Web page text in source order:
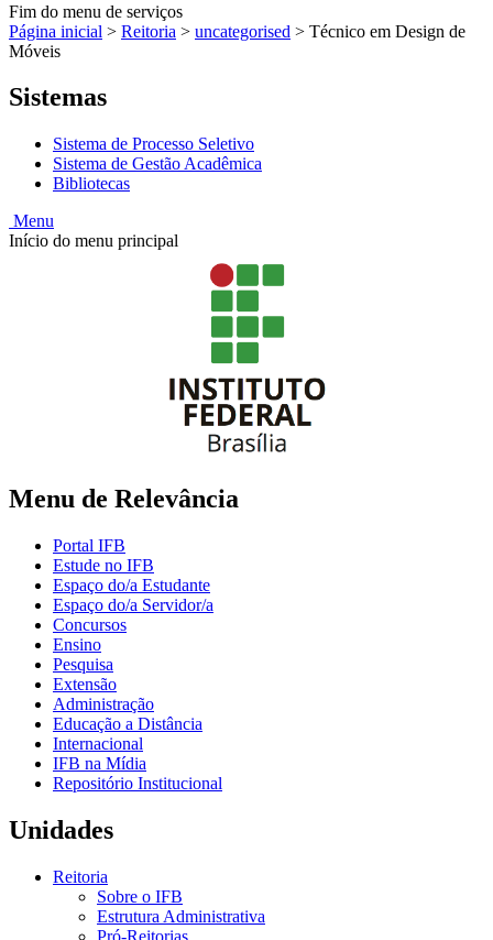
Fim do menu de serviços
Página inicial > Reitoria > uncategorised > Técnico em Design de
Móveis
Sistemas
Sistema de Processo Seletivo
Sistema de Gestão Acadêmica
Bibliotecas
Menu
Início do menu principal
Menu de Relevância
Portal IFB
Estude no IFB
Espaço do/a Estudante
Espaço do/a Servidor/a
Concursos
Ensino
Pesquisa
Extensão
Administração
Educação a Distância
Internacional
IFB na Mídia
Repositório Institucional
Unidades
Reitoria
Sobre o IFB
Estrutura Administrativa
Pró-Reitorias